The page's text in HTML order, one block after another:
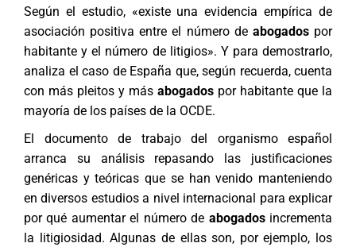
Según el estudio, «existe una evidencia empírica de
asociación positiva entre el número de abogadospor
habitante y el número de litigios». Y para demostrarlo,
analiza el caso de España que, según recuerda, cuenta
con más pleitos y más abogados por habitante que la
mayoría de los países de la OCDE.
El documento de trabajo del organismo español
arranca su análisis repasando las justificaciones
genéricas y teóricas que se han venido manteniendo
en diversos estudios a nivel internacional para explicar
por qué aumentar el número de abogadosincrementa
la litigiosidad. Algunas de ellas son, por ejemplo, los